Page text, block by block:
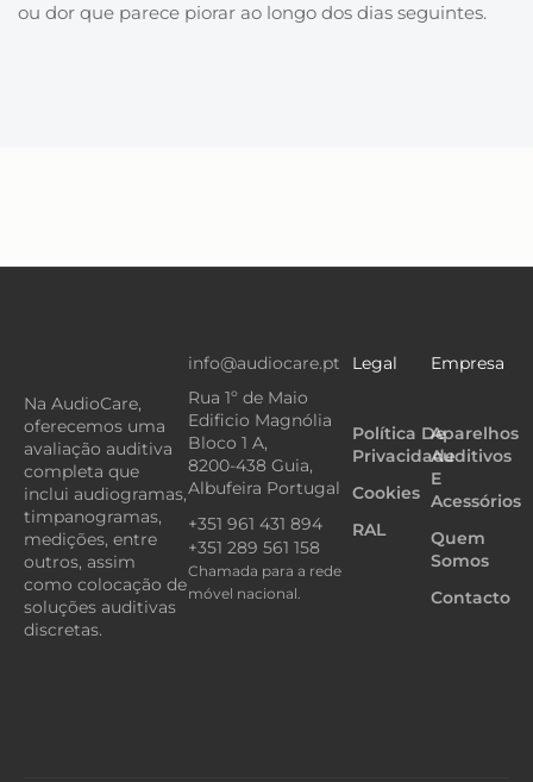
ou dor que parece piorar ao longo dos dias seguintes.
Na AudioCare,
oferecemos uma
avaliação auditiva
completa que
inclui audiogramas,
timpanogramas,
medições, entre
outros, assim
como colocação de
soluções auditivas
discretas.
info@audiocare.pt
Rua 1º de Maio
Edificio Magnólia
Bloco 1 A,
8200-438 Guia,
Albufeira Portugal
+351 961 431 894
+351 289 561 158
Chamada para a rede
móvel nacional.
Legal
Política De
Privacidade
Cookies
RAL
Empresa
Aparelhos
Auditivos
E
Acessórios
Quem
Somos
Contacto